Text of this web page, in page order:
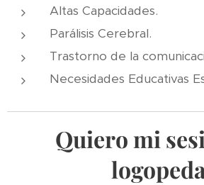
Altas Capacidades.
Parálisis Cerebral.
Trastorno de la
Necesidades Educativas
Quiero mi